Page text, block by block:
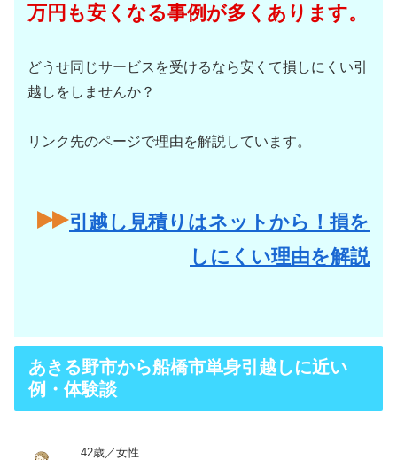
万円も安くなる事例が多くあります。
どうせ同じサービスを受けるなら安くて損しにくい引
越しをしませんか？
リンク先のページで理由を解説しています。
引越し見積りはネットから！損を
しにくい理由を解説
あきる野市から船橋市単身引越しに近い
例・体験談
42歳／女性